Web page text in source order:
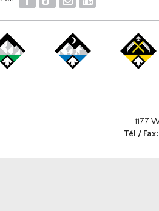
1177
Tél / Fax: